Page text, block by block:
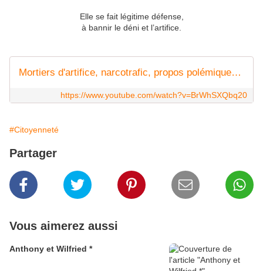
Elle se fait légitime défense,
à bannir le déni et l’artifice.
Mortiers d'artifice, narcotrafic, propos polémiques...: la prise de parole de Bruno Retailleau
https://www.youtube.com/watch?v=BrWhSXQbq20
#Citoyenneté
Partager
Vous aimerez aussi
Anthony et Wilfried *